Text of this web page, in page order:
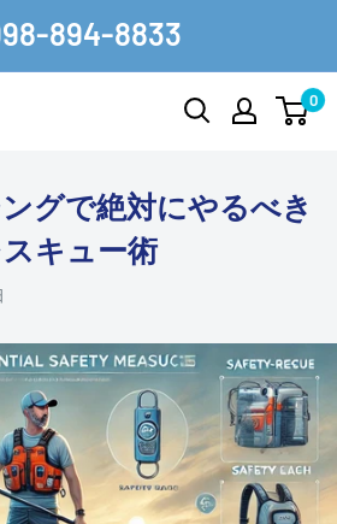
894-8833
0
グで絶対にやるべき
キュー術